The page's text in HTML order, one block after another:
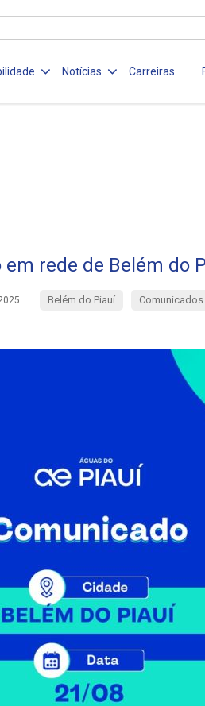
Notícias Carreiras
em rede de Belém do
Belém do Piauí Comunicados